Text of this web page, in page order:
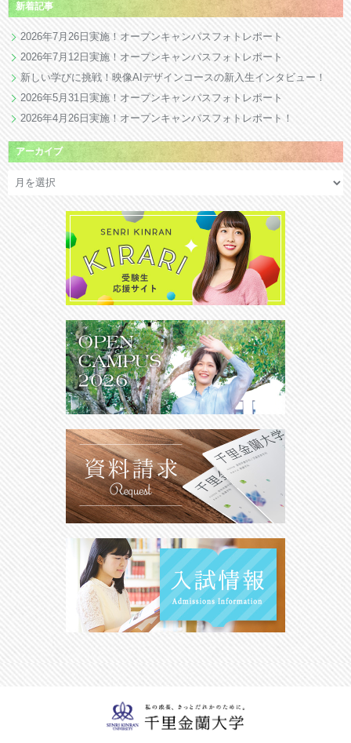
新着記事
2026年7月26日実施！オープンキャンパスフォトレポート
2026年7月12日実施！オープンキャンパスフォトレポート
新しい学びに挑戦！映像AIデザインコースの新入生インタビュー！
2026年5月31日実施！オープンキャンパスフォトレポート
2026年4月26日実施！オープンキャンパスフォトレポート！
アーカイブ